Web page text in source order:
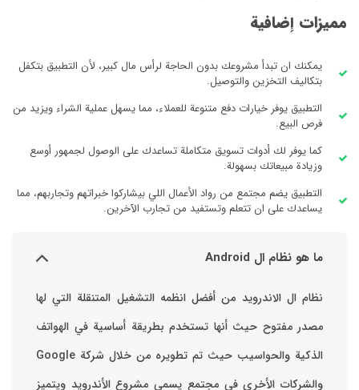
مميزات إضافية
يمكنك ان تبدأ مشروعك بدون الحاجة لرأس مال كبير، لأن التطبيق بتكفل
بتكاليف التخزين والتوصيل.
التطبيق يوفر خيارات دفع متنوعة للعملاء، مما يسهل عملية الشراء ويزيد من
فرص البيع.
كما يوفر لك أدوات تسويق متكاملة تساعدك على الوصول لجمهور أوسع
وزيادة مبيعاتك بسهولة.
التطبيق يضم مجتمع من رواد الأعمال اللي بيشاركوا خبراتهم وتجاربهم، مما
يساعدك على ان تتعلم وتستفيد من تجارب الآخرين.
ما هو نظام ال Android
نظام ال الاندرويد من أفضل انظمه التشغيل المتنقلة التي لها
مصدر مفتوح حيث أنها تستخدم بطريقة أساسية في الهواتف
والشركات الأخرى في مجتمع يسمى مشروع الأندرويد ويتميز